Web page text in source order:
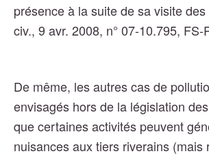
présence à la suite de sa visite
civ., 9 avr. 2008, n° 07-10.795, FS-
De même, les autres cas de
envisagés hors de la législation
que certaines activités peuvent
nuisances aux tiers riverains (mais